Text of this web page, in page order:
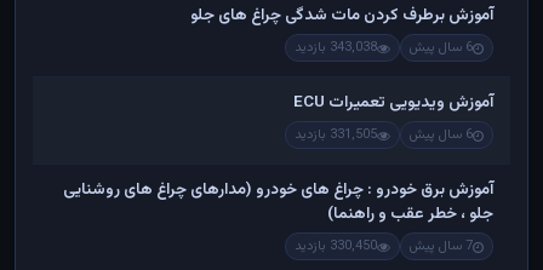
آموزش برطرف کردن مات شدگی چراغ های جلو
6 سال پیش 343,038 بازدید
آموزش ویدیویی تعمیرات ECU
6 سال پیش 331,505 بازدید
آموزش برق خودرو : چراغ های خودرو (مدارهای چراغ های روشنایی
جلو ، خطر عقب و راهنما)
7 سال پیش 330,450 بازدید